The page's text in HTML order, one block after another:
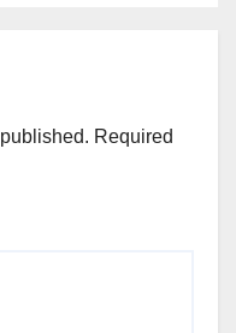
Required